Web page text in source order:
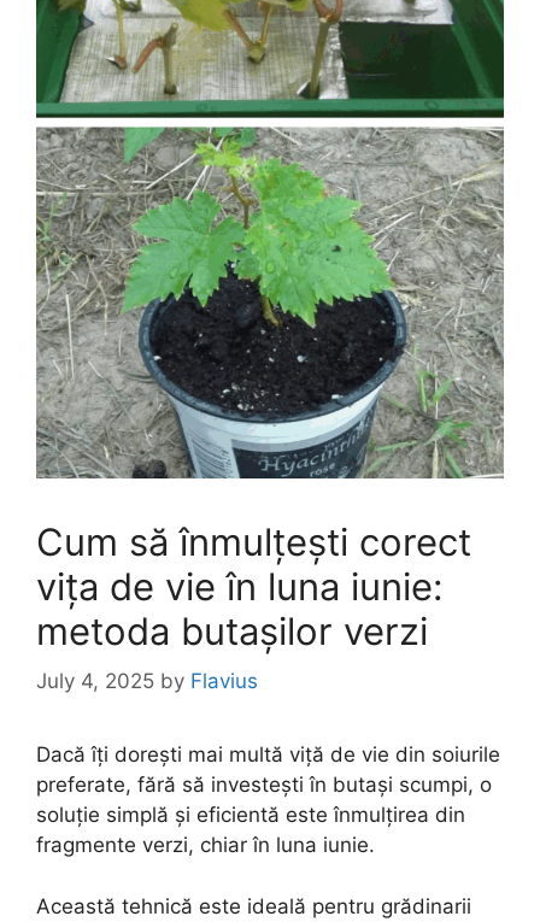
Cum să înmulțești corect
vița de vie în luna iunie:
metoda butașilor verzi
July 4, 2025 by Flavius
Dacă îți dorești mai multă viță de vie din soiurile
preferate, fără să investești în butași scumpi, o
soluție simplă și eficientă este înmulțirea din
fragmente verzi, chiar în luna iunie.
Această tehnică este ideală pentru grădinarii